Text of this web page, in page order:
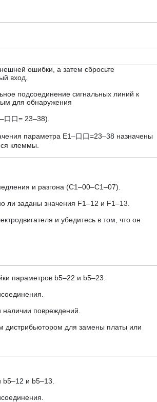
ошибки, а затем сбросьте
вход.
подсоединение сигнальных линий к
для обнаружения
口= 23–38).
параметра E1–口口=23–38 назначены
клеммы.
и разгона (C1–00–C1–07).
ли заданы значения F1–12 и F1–13.
и убедитесь в том, что он
параметров b5–22 и b5–23.
повреждений.
дистрибьютором для замены платы или
b5–12 и b5–13.